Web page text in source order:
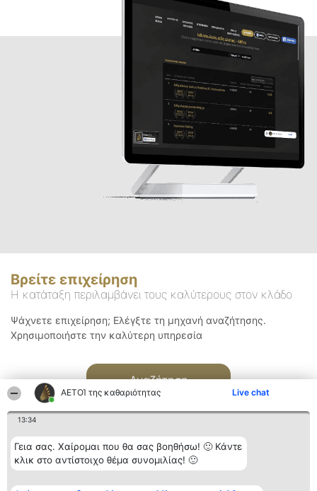
ΑΕΤΟΊ της καθαριότητας Live chat
13:34
Γεια σας. Χαίρομαι που θα σας βοηθήσω! 🙂 Κάντε
κλικ στο αντίστοιχο θέμα συνομιλίας! 🙂
Βρείτε επιχείρηση
Η κατάταξη περιλαμβάνει τους καλύτερους στον κλάδο
Ψάχνετε επιχείρηση; Ελέγξτε τη μηχανή αναζήτησης.
Χρησιμοποιήστε την καλύτερη υπηρεσία
Αναζήτηση
Διοργανωτής της
Κατάταξη Επικοινωνία